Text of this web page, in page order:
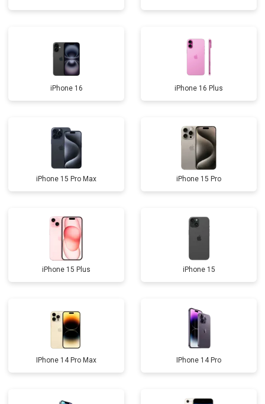
iPhone 16 iPhone 16 Plus
iPhone 15 Pro Max iPhone 15 Pro
iPhone 15 Plus iPhone 15
IPhone 14 Pro Max IPhone 14 Pro